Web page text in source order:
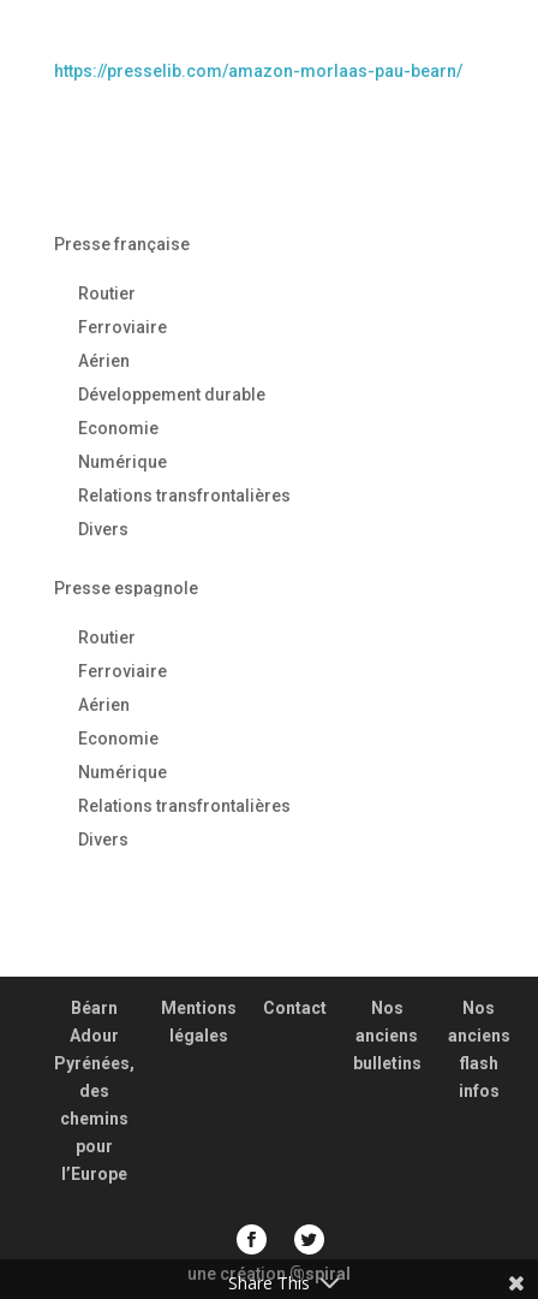
https://presselib.com/amazon-morlaas-pau-bearn/
Presse française
Routier
Ferroviaire
Aérien
Développement durable
Economie
Numérique
Relations transfrontalières
Divers
Presse espagnole
Routier
Ferroviaire
Aérien
Economie
Numérique
Relations transfrontalières
Divers
Béarn
Adour
Pyrénées,
des
chemins
pour
l’Europe
Mentions
légales
Contact
Nos
anciens
bulletins
Nos
anciens
flash
infos
une création@spiral
Share This